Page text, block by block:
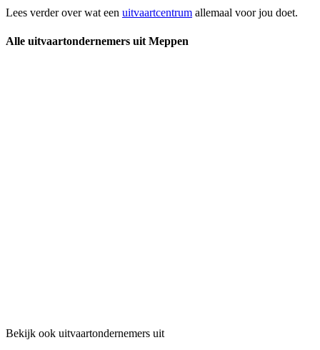
Lees verder over wat een uitvaartcentrum allemaal voor jou doet.
Alle uitvaartondernemers uit Meppen
Bekijk ook uitvaartondernemers uit